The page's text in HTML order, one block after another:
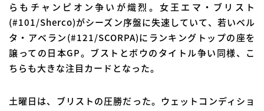
らもチャンピオン争いが熾烈。女王エマ・ブリスト
(#101/Sherco)がシーズン序盤に失速していて、若いベル
タ・アベラン(#121/SCORPA)にランキングトップの座を
譲っての日本GP。ブストとボウのタイトル争い同様、こ
ちらも大きな注目カードとなった。
土曜日は、ブリストの圧勝だった。ウェットコンディショ